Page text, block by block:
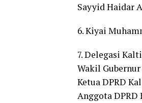
Sayyid Haidar
6. Kiyai
7. Delegasi
Wakil
Ketua DPRD
Anggota